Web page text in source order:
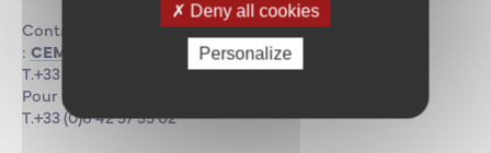
Contact formation continue ENSM
: CEMAFOR@supmaritime.fr
T.+33 (0)6 64 49 13 56
Pour postuler chez DFDS,
T.+33 (0)6 42 57 55 02
Deny all cookies
Personalize